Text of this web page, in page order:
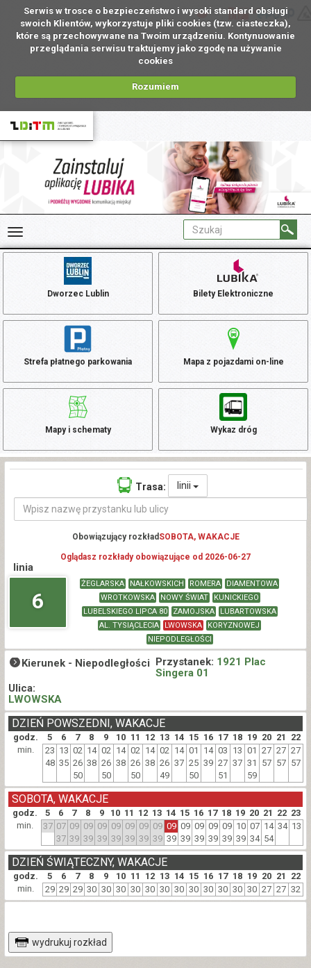
Serwis w trosce o bezpieczeństwo i wysoki standard obsługi
swoich Klientów, wykorzystuje pliki cookies (tzw. ciasteczka),
które są przechowywane na Twoim urządzeniu. Kontynuowanie
przeglądania serwisu traktujemy jako zgodę na używanie
cookies
Rozumiem
PL
Dworzec Lublin Bilety Elektroniczne
Strefa płatnego parkowania Mapa z pojazdami on-line
Mapy i schematy Wykaz dróg
Trasa: linii
Obowiązujący rozkład SOBOTA, WAKACJE
Oglądasz rozkłady obowiązujące od 2026-06-27
linia
6
ŻEGLARSKA NAŁKOWSKICH ROMERA
DIAMENTOWA
WROTKOWSKA
NOWY ŚWIAT
KUNICKIEGO
LUBELSKIEGO LIPCA 80
ZAMOJSKA
LUBARTOWSKA
AL. TYSIĄCLECIA
LWOWSKA
KORYZNOWEJ
NIEPODLEGŁOŚCI
Kierunek - Niepodległości Przystanek: 1921 Plac
Singera 01
Ulica:
LWOWSKA
godz. 5 6 7 8 9 10 11 12 13 14 15 16 17 18 19 20 21 22
DZIEŃ POWSZEDNI, WAKACJE
min.
23
48
13
35
02
26
50
14
38
02
26
50
14
38
02
26
50
14
38
02
26
49
14
37
01
25
50
14
39
03
27
51
13
37
01
31
59
27
57
27
57
27
57
godz. 5 6 7 8 9 10 11 12 13 14 15 16 17 18 19 20 21 22 23
SOBOTA, WAKACJE
min. 37 07
37
09
39
09
39
09
39
09
39
09
39
09
39
09
39
09
39
09
39
09
39
09
39
09
39
10
39
07
34
14
54
34 13
godz. 5 6 7 8 9 10 11 12 13 14 15 16 17 18 19 20 21 22
DZIEŃ ŚWIĄTECZNY, WAKACJE
min. 29 29 29 30 30 30 30 30 30 30 30 30 30 30 30 27 27 32
wydrukuj rozkład